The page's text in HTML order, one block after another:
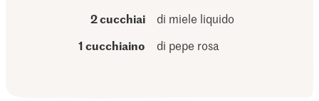
2 cucchiai
di miele liquido
1 cucchiaino
di pepe rosa